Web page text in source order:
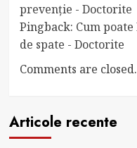
prevenție - Doctorite
Pingback: Cum
de spate - Doctorite
Comments are closed.
Articole recente